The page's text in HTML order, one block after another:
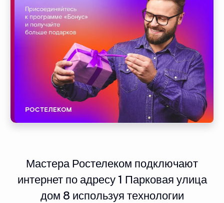
Мастера Ростелеком подключают
интернет по адресу 1 Парковая улица
дом 8 используя технологии